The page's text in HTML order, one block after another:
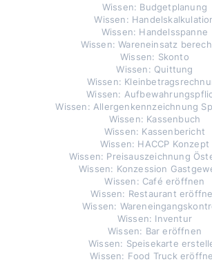
Wissen: Budgetplanung
Wissen:
Wissen: Handelsspanne
Wissen: Wareneinsatz
Wissen: Skonto
Wissen: Quittung
Wissen:
Wissen:
Wissen: Allergenkennzeichnung
Wissen: Kassenbuch
Wissen: Kassenbericht
Wissen: HACCP Konzept
Wissen: Preisauszeichnung
Wissen: Konzession
Wissen: Café eröffnen
Wissen: Restaurant
Wissen:
Wissen: Inventur
Wissen: Bar eröffnen
Wissen: Speisekarte
Wissen: Food Truck